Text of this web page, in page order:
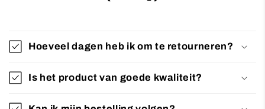
Hoeveel dagen heb ik om te retourneren?
Is het product van goede kwaliteit?